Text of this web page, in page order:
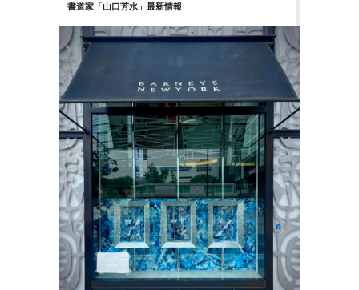
書道家「山口芳水」最新情報